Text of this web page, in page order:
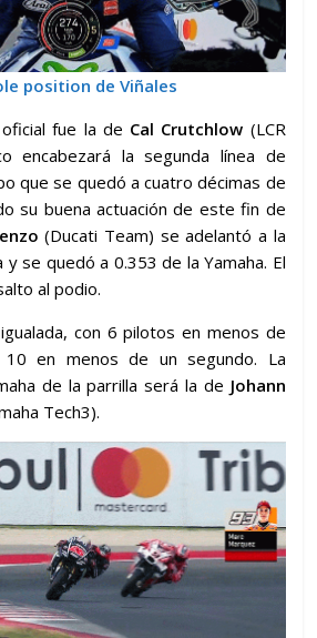
position de Viñales
fue la de Cal Crutchlow (LCR
encabezará la segunda línea de
que se quedó a cuatro décimas de
su buena actuación de este fin de
(Ducati Team) se adelantó a la
se quedó a 0.353 de la Yamaha. El
al podio.
con 6 pilotos en menos de
en menos de un segundo. La
de la parrilla será la de Johann
Tech3).